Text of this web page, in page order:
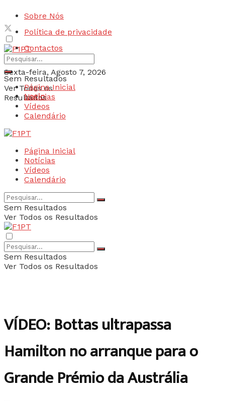
Sobre Nós
Política de privacidade
Contactos
Sexta-feira, Agosto 7, 2026
Login
Sem Resultados
Ver Todos os
Resultados
Página Inicial
Notícias
Vídeos
Calendário
Página Inicial
Notícias
Vídeos
Calendário
Sem Resultados
Ver Todos os Resultados
Sem Resultados
Ver Todos os Resultados
VÍDEO: Bottas ultrapassa
Hamilton no arranque para o
Grande Prémio da Austrália